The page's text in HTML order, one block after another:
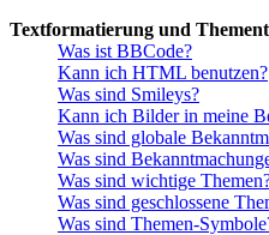
Textformatierung und
Was ist BBCode?
Kann ich HTML benutzen?
Was sind Smileys?
Kann ich Bilder in meine
Was sind globale
Was sind
Was sind wichtige
Was sind geschlossene
Was sind Themen-